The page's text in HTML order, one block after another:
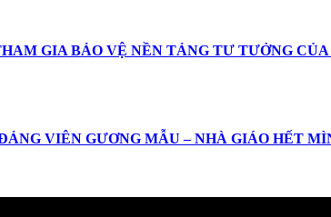
GIA BẢO VỆ NỀN TẢNG TƯ TƯỞNG
VIÊN GƯƠNG MẪU – NHÀ GIÁO HẾT